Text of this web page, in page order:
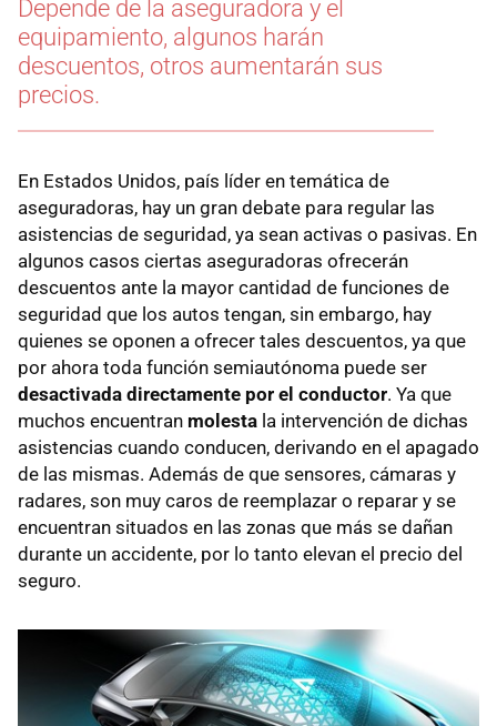
Depende de la aseguradora y el
equipamiento, algunos harán
descuentos, otros aumentarán sus
precios.
En Estados Unidos, país líder en temática de
aseguradoras, hay un gran debate para regular las
asistencias de seguridad, ya sean activas o pasivas. En
algunos casos ciertas aseguradoras ofrecerán
descuentos ante la mayor cantidad de funciones de
seguridad que los autos tengan, sin embargo, hay
quienes se oponen a ofrecer tales descuentos, ya que
por ahora toda función semiautónoma puede ser
desactivada directamente por el conductor. Ya que
muchos encuentran molesta la intervención de dichas
asistencias cuando conducen, derivando en el apagado
de las mismas. Además de que sensores, cámaras y
radares, son muy caros de reemplazar o reparar y se
encuentran situados en las zonas que más se dañan
durante un accidente, por lo tanto elevan el precio del
seguro.